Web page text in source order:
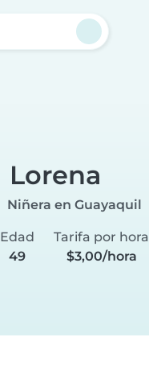
Lorena
Niñera en Guayaquil
Edad
49
Tarifa por hora
$3,00/hora